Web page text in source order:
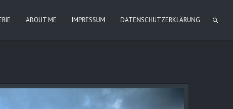
ABOUT ME IMPRESSUM DATENSCHUTZERKLÄRUNG